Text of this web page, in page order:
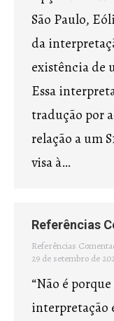
São Paulo,
da
existência de
Essa
tradução por
relação a um
visa à…
Referências
Referências
29 de setembro de
“Não é
interpretação